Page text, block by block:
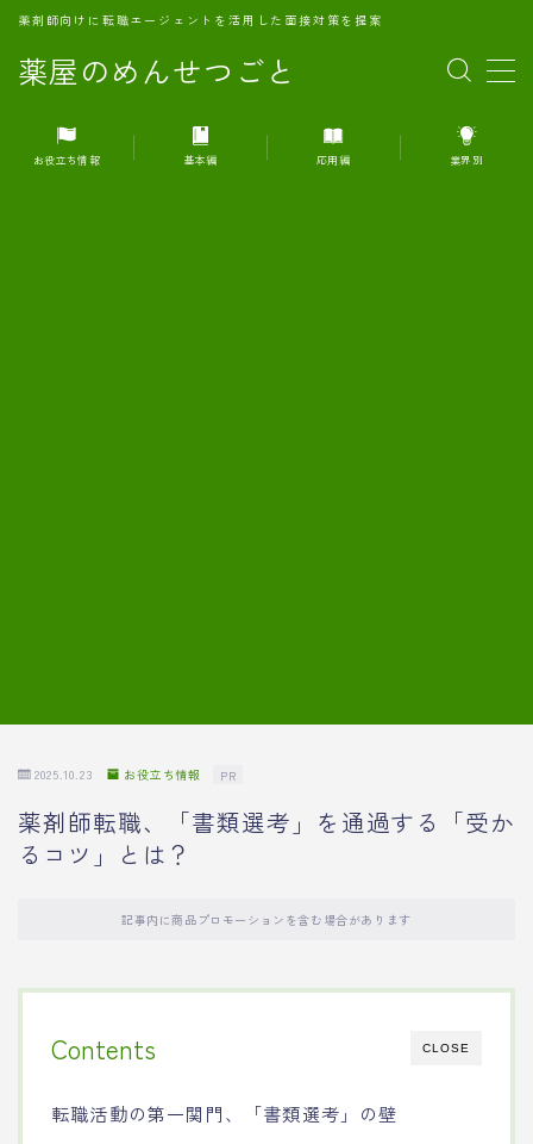
薬屋のめんせつごと
薬剤師向けに転職エージェントを活用した面接対策を提案
MENU
1.転職エージェントとは何か？
お役立ち情報 基本編 応用編 業界別
2025.10.23 お役立ち情報 PR
薬剤師転職、「書類選考」を通過する「受か
るコツ」とは？
記事内に商品プロモーションを含む場合があります
CLOSE
Contents
転職活動の第一関門、「書類選考」の壁